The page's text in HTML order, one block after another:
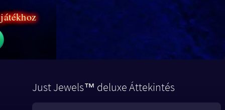
Just Jewels™ deluxe Áttekintés